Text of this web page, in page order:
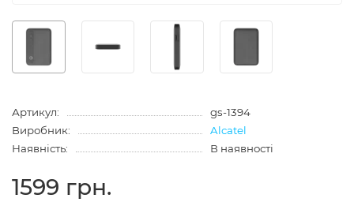
Артикул:
gs-1394
Виробник:
Alcatel
Наявність:
В наявності
1599 грн.